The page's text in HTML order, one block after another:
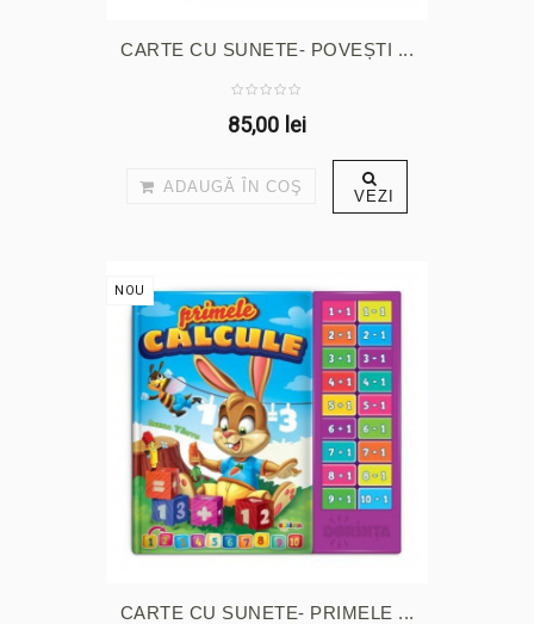
CARTE CU SUNETE- POVEȘTI ...
85,00 lei
ADAUGĂ ÎN COŞ VEZI
NOU
CARTE CU SUNETE- PRIMELE ...